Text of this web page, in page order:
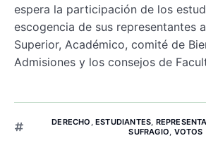
espera la participación de los
escogencia de sus representantes
Superior, Académico, comité de
Admisiones y los consejos de
DERECHO , ESTUDIANTES,
SUFRAGIO, VOTOS